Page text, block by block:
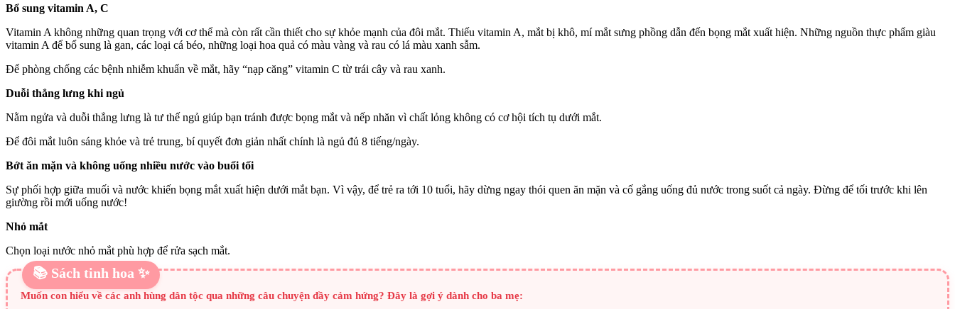
Bổ sung vitamin A, C
Vitamin A không những quan trọng với cơ thể mà còn rất cần thiết cho sự khỏe mạnh của đôi mắt. Thiếu vitamin A, mắt bị khô, mí mắt sưng phồng dẫn đến bọng mắt xuất hiện. Những nguồn thực phẩm giàu
vitamin A để bổ sung là gan, các loại cá béo, những loại hoa quả có màu vàng và rau có lá màu xanh sẫm.
Để phòng chống các bệnh nhiễm khuẩn về mắt, hãy “nạp căng” vitamin C từ trái cây và rau xanh.
Duỗi thẳng lưng khi ngủ
Nằm ngửa và duỗi thẳng lưng là tư thế ngủ giúp bạn tránh được bọng mắt và nếp nhăn vì chất lỏng không có cơ hội tích tụ dưới mắt.
Để đôi mắt luôn sáng khỏe và trẻ trung, bí quyết đơn giản nhất chính là ngủ đủ 8 tiếng/ngày.
Bớt ăn mặn và không uống nhiều nước vào buổi tối
Sự phối hợp giữa muối và nước khiến bọng mắt xuất hiện dưới mắt bạn. Vì vậy, để trẻ ra tới 10 tuổi, hãy dừng ngay thói quen ăn mặn và cố gắng uống đủ nước trong suốt cả ngày. Đừng để tối trước khi lên
giường rồi mới uống nước!
Nhỏ mắt
Chọn loại nước nhỏ mắt phù hợp để rửa sạch mắt.
📚 Sách tinh hoa ✨
Muốn con hiểu về các anh hùng dân tộc qua những câu chuyện đầy cảm hứng? Đây là gợi ý dành cho ba mẹ: